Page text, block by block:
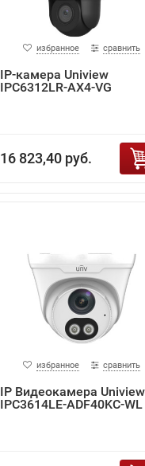
избранное сравнить
IP-камера Uniview
IPC6312LR-AX4-VG
16 823,40 руб.
избранное сравнить
IP Видеокамера Uniview
IPC3614LE-ADF40KC-WL